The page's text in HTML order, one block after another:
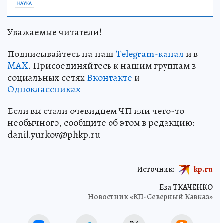
НАУКА
Уважаемые читатели!
Подписывайтесь на нашTelegram-канали в
MAX. Присоединяйтесь к нашим группам в
социальных сетяхВконтактеи
Одноклассниках
Если вы стали очевидцем ЧП или чего-то
необычного, сообщите об этом в редакцию:
danil.yurkov@phkp.ru
Ева ТКАЧЕНКО
Новостник «КП-Северный Кавказ»
Источник: kp.ru